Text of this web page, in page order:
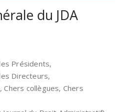
du JDA
Présidents,
Directeurs,
collègues, Chers